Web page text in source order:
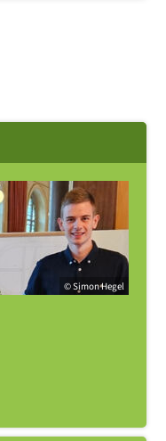
© Simon Hegel